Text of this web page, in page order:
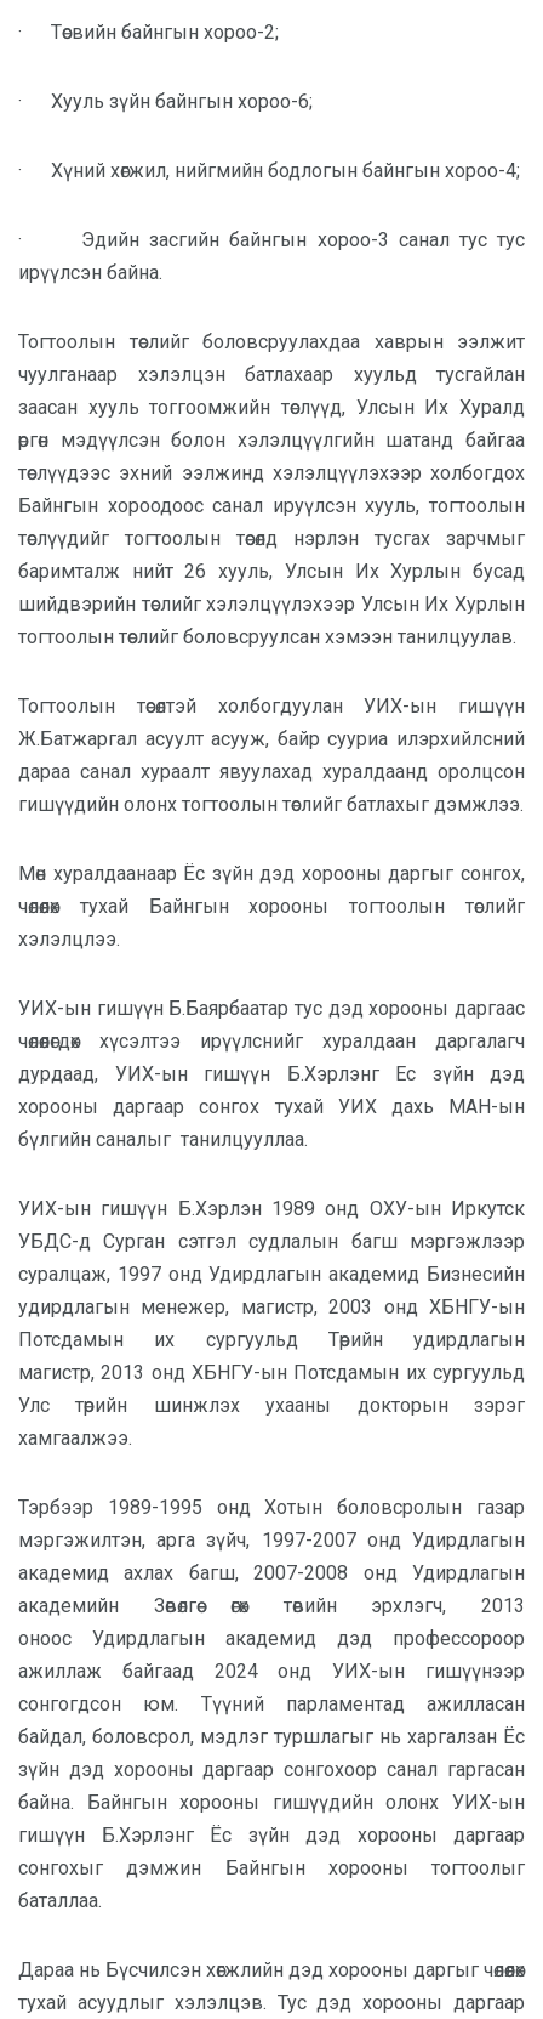
· Төсвийн байнгын хороо-2;
· Хууль зүйн байнгын хороо-6;
· Хүний хөгжил, нийгмийн бодлогын байнгын хороо-4;
·
Эдийн засгийн байнгын хороо-3 санал тус тус
ирүүлсэн байна.
Тогтоолын төслийг боловсруулахдаа хаврын ээлжит
чуулганаар хэлэлцэн батлахаар хуульд тусгайлан
заасан хууль тоггоомжийн төслүүд, Улсын Их Хуралд
өргөн мэдүүлсэн болон хэлэлцүүлгийн шатанд байгаа
төслүүдээс эхний ээлжинд хэлэлцүүлэхээр холбогдох
Байнгын хороодоос санал ируүлсэн хууль, тогтоолын
төслүүдийг тогтоолын төсөлд нэрлэн тусгах зарчмыг
баримталж нийт 26 хууль, Улсын Их Хурлын бусад
шийдвэрийн төслийг хэлэлцүүлэхээр Улсын Их Хурлын
тогтоолын төслийг боловсруулсан хэмээн танилцуулав.
Тогтоолын төсөлтэй холбогдуулан УИХ-ын гишүүн
Ж.Батжаргал асуулт асууж, байр сууриа илэрхийлсний
дараа санал хураалт явуулахад хуралдаанд оролцсон
гишүүдийн олонх тогтоолын төслийг батлахыг дэмжлээ.
Мөн хуралдаанаар Ёс зүйн дэд хорооны даргыг сонгох,
чөлөөлөх тухай
Байнгын хорооны тогтоолын төслийг
хэлэлцлээ.
УИХ-ын гишүүн Б.Баярбаатар тус дэд хорооны даргаас
чөлөөлөгдөх хүсэлтээ ирүүлснийг хуралдаан даргалагч
дурдаад, УИХ-ын гишүүн Б.Хэрлэнг Ес зүйн дэд
хорооны даргаар сонгох тухай УИХ дахь МАН-ын
бүлгийн саналыг танилцууллаа.
УИХ-ын гишүүн Б.Хэрлэн 1989 онд ОХУ-ын Иркутск
УБДС-д Сурган сэтгэл судлалын багш
мэргэжлээр
суралцаж, 1997 онд Удирдлагын академид Бизнесийн
удирдлагын менежер, магистр, 2003 онд ХБНГУ-ын
Потсдамын их сургуульд Төрийн удирдлагын
магистр, 2013 онд ХБНГУ-ын Потсдамын их сургуульд
Улс төрийн шинжлэх ухааны докторын зэрэг
хамгаалжээ.
Тэрбээр 1989-1995 онд
Хотын боловсролын газар
мэргэжилтэн, арга зүйч, 1997-2007 онд Удирдлагын
академид ахлах багш, 2007-2008 онд
Удирдлагын
академийн Зөвөлгөө өгөх төвийн эрхлэгч,
2013
оноос
Удирдлагын академид дэд профессороор
ажиллаж байгаад
2024 онд
УИХ-ын гишүүнээр
сонгогдсон юм. Түүний парламентад ажилласан
байдал, боловсрол, мэдлэг туршлагыг нь харгалзан Ёс
зүйн дэд хорооны даргаар сонгохоор санал гаргасан
байна. Байнгын хорооны гишүүдийн олонх УИХ-ын
гишүүн Б.Хэрлэнг Ёс зүйн дэд хорооны даргаар
сонгохыг дэмжин Байнгын хорооны тогтоолыг
баталлаа.
Дараа нь Бүсчилсэн хөгжлийн дэд хорооны даргыг чөлөөлөх
тухай асуудлыг хэлэлцэв. Тус дэд хорооны даргаар